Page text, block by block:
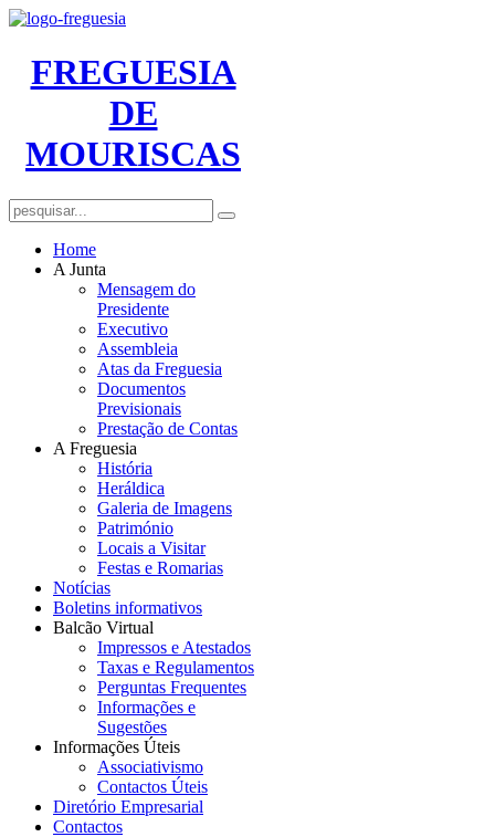
FREGUESIA
DE
MOURISCAS
Home
A Junta
Mensagem do
Presidente
Executivo
Assembleia
Atas da Freguesia
Documentos
Previsionais
Prestação de Contas
A Freguesia
História
Heráldica
Galeria de Imagens
Património
Locais a Visitar
Festas e Romarias
Notícias
Boletins informativos
Balcão Virtual
Impressos e Atestados
Taxas e Regulamentos
Perguntas Frequentes
Informações e
Sugestões
Informações Úteis
Associativismo
Contactos Úteis
Diretório Empresarial
Contactos